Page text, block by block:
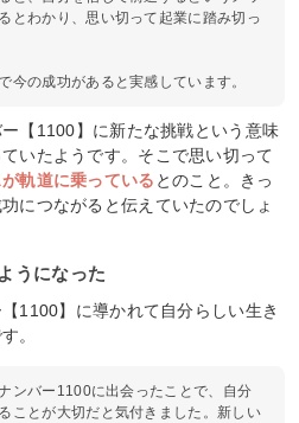
とわかり、思い切って起業に踏み切っ
今の成功があると実感しています。
【1100】に新たな挑戦という意味
いたようです。そこで思い切って
軌道に乗っている とのこと。きっ
につながると伝えていたのでしょ
うになった
1100】に導かれて自分らしい生き
。
ンバー1100に出会ったことで、自分
ことが大切だと気付きました。新しい